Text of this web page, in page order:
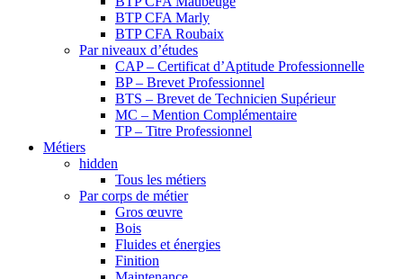
BTP CFA Marly
BTP CFA Roubaix
Par niveaux d’études
CAP – Certificat d’Aptitude Professionnelle
BP – Brevet Professionnel
BTS – Brevet de Technicien Supérieur
MC – Mention Complémentaire
TP – Titre Professionnel
Métiers
hidden
Tous les métiers
Par corps de métier
Gros œuvre
Bois
Fluides et énergies
Finition